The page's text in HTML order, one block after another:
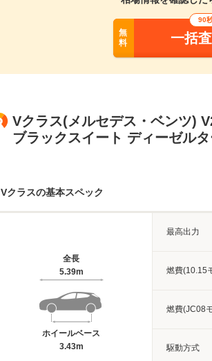
無
料
90
一括
Vクラス(メルセデス・ベンツ)
ブラックスイート ディーゼル
Vクラスの基本スペック
全長
5.39m
ホイールベース
3.43m
最高出力
燃費(10.15
燃費(JC08
駆動方式